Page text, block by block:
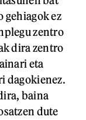
gehiagok ez
zentro
dira zentro
eta
dagokienez.
baina
dute